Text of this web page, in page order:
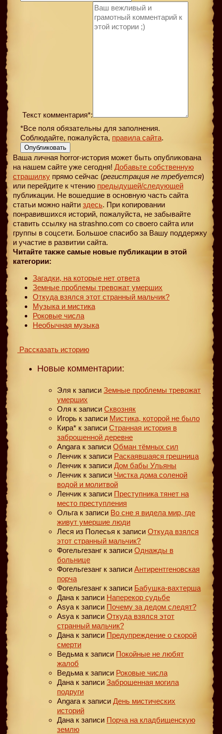
Текст комментария*:
*Все поля обязательны для заполнения.
Соблюдайте, пожалуйста, правила сайта.
Опубликовать
Ваша личная horror-история может быть опубликована
на нашем сайте уже сегодня! Добавьте собственную
страшилку прямо сейчас (регистрация не требуется)
или перейдите к чтению предыдущей/следующей
публикации. Не вошедшие в основную часть сайта
статьи можно найти здесь. При копировании
понравившихся историй, пожалуйста, не забывайте
ставить ссылку на strashno.com со своего сайта или
группы в соцсети. Большое спасибо за Вашу поддержку
и участие в развитии сайта.
Читайте также самые новые публикации в этой
категории:
Загадки, на которые нет ответа
Земные проблемы тревожат умерших
Откуда взялся этот странный мальчик?
Музыка и мистика
Роковые числа
Необычная музыка
Рассказать историю
Новые комментарии:
Эля к записи Земные проблемы тревожат
умерших
Оля к записи Сквозняк
Игорь к записи Мистика, которой не было
Кира* к записи Странная история в
заброшенной деревне
Angara к записи Обман тёмных сил
Ленчик к записи Раскаявшаяся грешница
Ленчик к записи Дом бабы Ульяны
Ленчик к записи Чистка дома соленой
водой и молитвой
Ленчик к записи Преступника тянет на
место преступления
Ольга к записи Во сне я видела мир, где
живут умершие люди
Леся из Полесья к записи Откуда взялся
этот странный мальчик?
Фогельгезанг к записи Однажды в
больнице
Фогельгезанг к записи Антирентгеновская
порча
Фогельгезанг к записи Бабушка-вахтерша
Дана к записи Наперекор судьбе
Asya к записи Почему за дедом следят?
Asya к записи Откуда взялся этот
странный мальчик?
Дана к записи Предупреждение о скорой
смерти
Ведьма к записи Покойные не любят
жалоб
Ведьма к записи Роковые числа
Дана к записи Заброшенная могила
подруги
Angara к записи День мистических
историй
Дана к записи Порча на кладбищенскую
землю